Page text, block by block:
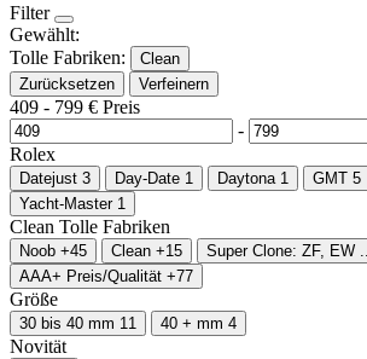
Filter
Gewählt:
Tolle Fabriken:
Clean
Zurücksetzen
Verfeinern
409 - 799 € Preis
-
Rolex
Datejust 3 Day-Date 1 Daytona 1 GMT 5
Yacht-Master 1
Clean Tolle Fabriken
Noob +45 Clean +15 Super Clone: ZF, EW ...
AAA+ Preis/Qualität +77
Größe
30 bis 40 mm 11 40 + mm 4
Novität